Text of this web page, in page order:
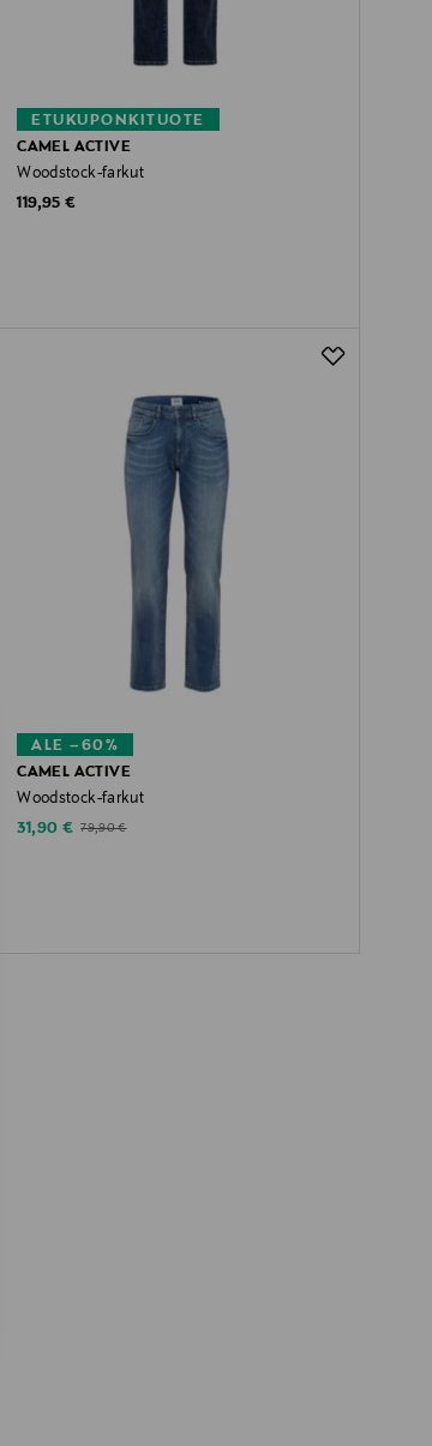
ETUKUPONKITUOTE
CAMEL ACTIVE
Woodstock-farkut
Original Price
119,95 €
ALE –60%
CAMEL ACTIVE
Woodstock-farkut
Discounted Price
31,90 € Original Price
79,90 €